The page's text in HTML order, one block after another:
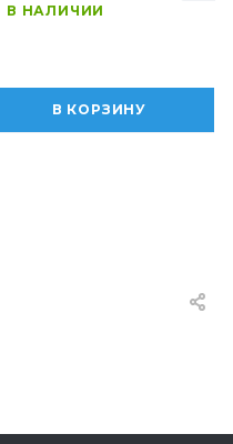
В НАЛИЧИИ
В КОРЗИНУ